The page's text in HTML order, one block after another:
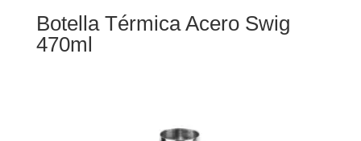
Botella Térmica Acero Swig
470ml